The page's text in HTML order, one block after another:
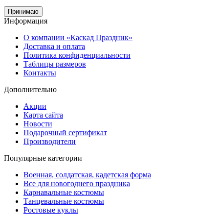
Принимаю
Информация
О компании «Каскад Праздник»
Доставка и оплата
Политика конфиденциальности
Таблицы размеров
Контакты
Дополнительно
Акции
Карта сайта
Новости
Подарочный сертификат
Производители
Популярные категории
Военная, солдатская, кадетская форма
Все для новогоднего праздника
Карнавальные костюмы
Танцевальные костюмы
Ростовые куклы